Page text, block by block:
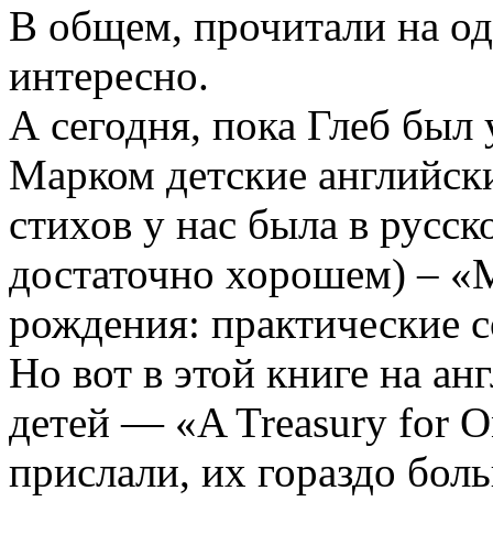
В общем, прочитали на
интересно.
А сегодня, пока Глеб был
Марком детские
стихов у нас была в
достаточно хорошем) –
рождения: практические
Но вот в этой книге на
детей — «A Treasury for
прислали, их гораздо